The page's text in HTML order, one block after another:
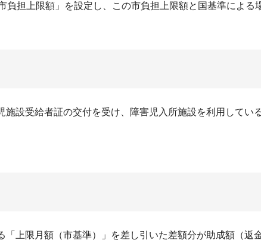
負担上限額」を設定し、この市負担上限額と国基準による
設受給者証の交付を受け、障害児入所施設を利用してい
上限月額（市基準）」を差し引いた差額分が助成額（返